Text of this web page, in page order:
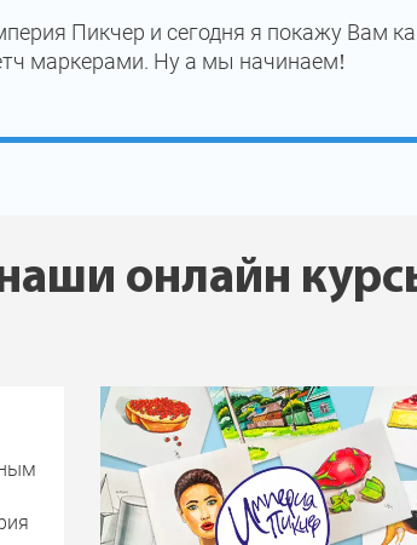
Пикчер и сегодня я покажу Вам
маркерами. Ну а мы начинаем!
онлайн